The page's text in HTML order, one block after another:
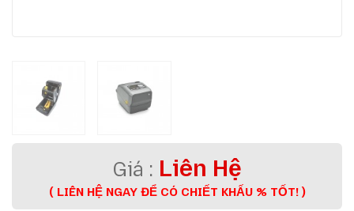
Liên Hệ
( LIÊN HỆ NGAY ĐỂ CÓ CHIẾT KHẤU % TỐT! )